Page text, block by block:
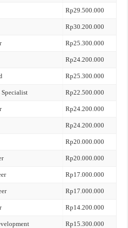
Rp29.500.000
Rp30.200.000
Rp25.300.000
Rp24.200.000
Rp25.300.000
Specialist Rp22.500.000
Rp24.200.000
Rp24.200.000
Rp20.000.000
Rp20.000.000
Rp17.000.000
Rp17.000.000
Rp14.200.000
Rp15.300.000